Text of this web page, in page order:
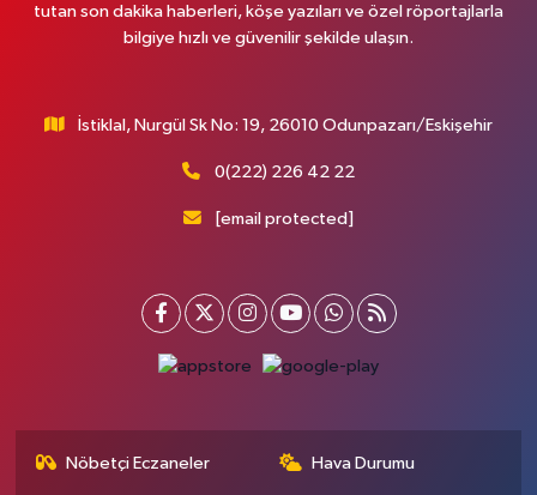
tutan son dakika haberleri, köşe yazıları ve özel röportajlarla
bilgiye hızlı ve güvenilir şekilde ulaşın.
İstiklal, Nurgül Sk No: 19, 26010 Odunpazarı/Eskişehir
0(222) 226 42 22
[email protected]
Nöbetçi Eczaneler Hava Durumu